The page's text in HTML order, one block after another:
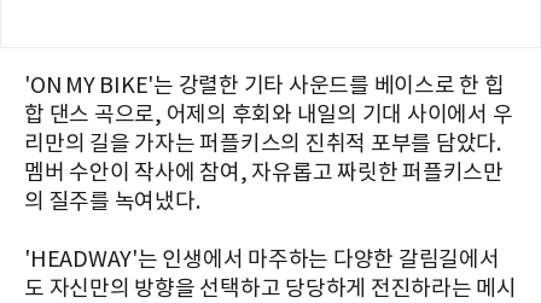
'ON MY BIKE'는 강렬한 기타 사운드를 베이스로 한 힙
합 댄스 곡으로, 어제의 후회와 내일의 기대 사이에서 우
리만의 길을 가자는 퍼플키스의 진취적 포부를 담았다.
멤버 수안이 작사에 참여, 자유롭고 짜릿한 퍼플키스만
의 질주를 녹여냈다.
'HEADWAY'는 인생에서 마주하는 다양한 갈림길에서
도 자신만의 방향을 선택하고 당당하게 전진하라는 메시